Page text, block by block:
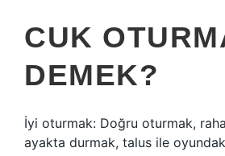
CUK
DEMEK?
İyi oturmak: Doğru oturmak,
ayakta durmak, talus ile